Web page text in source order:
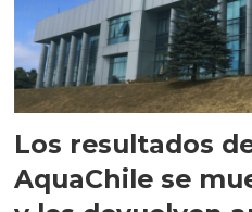
Los resultados
AquaChile se